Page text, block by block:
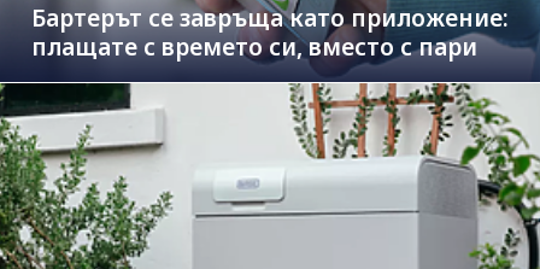
Бартерът се завръща като приложение:
плащате с времето си, вместо с пари